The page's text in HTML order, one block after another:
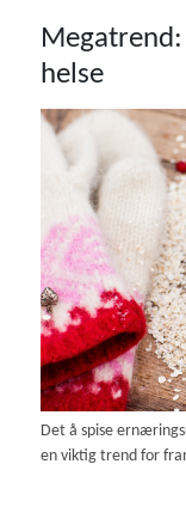
helse
Det å spise
en viktig trend for